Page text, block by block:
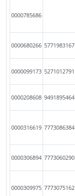
0000785686
0000680266 5771983167
0000099173 5271012791
0000208608 9491895464
0000316619 7773086384
0000306894 7773060290
0000309975 7773075162